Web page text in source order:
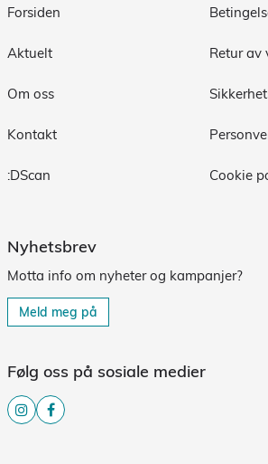
Forsiden
Aktuelt
Om oss
Kontakt
:DScan
Retur av
Cookie
Nyhetsbrev
Motta info om nyheter og kampanjer?
Meld meg på
Følg oss på sosiale medier